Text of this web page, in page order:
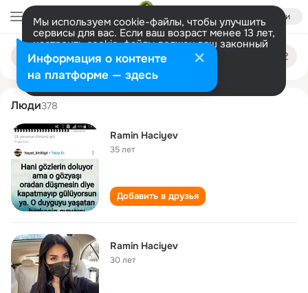
Войти
Мы используем cookie-файлы, чтобы улучшить
сервисы для вас. Если ваш возраст менее 13 лет,
настроить cookie-файлы должен ваш законный
представитель. Больше информации
Разрешить все Настроить
Поиск
людям
ramin haciyev
Люди378
Ramin Haciyev
35 лет
Добавить в друзья
Ramin Haciyev
30 лет
Информация о контенте
на платформе — здесь